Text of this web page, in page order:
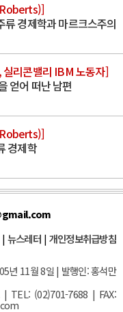
경제학과 마르크스주의
리콘밸리 IBM 노동자]
얻어 떠난 남편
경제학
| 뉴스레터| 개인정보취급방침
년 11월 8일 | 발행인: 홍석만
| TEL: (02)701-7688 | FAX: